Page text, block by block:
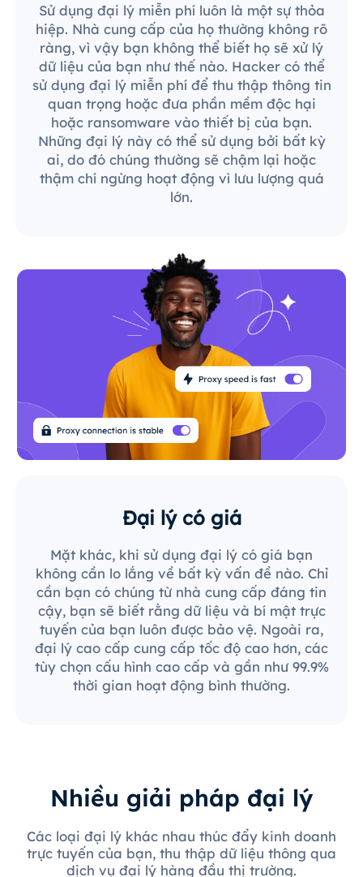
Sử dụng đại lý miễn phí luôn là một sự thỏa
hiệp. Nhà cung cấp của họ thường không rõ
ràng, vì vậy bạn không thể biết họ sẽ xử lý
dữ liệu của bạn như thế nào. Hacker có thể
sử dụng đại lý miễn phí để thu thập thông tin
quan trọng hoặc đưa phần mềm độc hại
hoặc ransomware vào thiết bị của bạn.
Những đại lý này có thể sử dụng bởi bất kỳ
ai, do đó chúng thường sẽ chậm lại hoặc
thậm chí ngừng hoạt động vì lưu lượng quá
lớn.
Đại lý có giá
Mặt khác, khi sử dụng đại lý có giá bạn
không cần lo lắng về bất kỳ vấn đề nào. Chỉ
cần bạn có chúng từ nhà cung cấp đáng tin
cậy, bạn sẽ biết rằng dữ liệu và bí mật trực
tuyến của bạn luôn được bảo vệ. Ngoài ra,
đại lý cao cấp cung cấp tốc độ cao hơn, các
tùy chọn cấu hình cao cấp và gần như 99.9%
thời gian hoạt động bình thường.
Nhiều giải pháp đại lý
Các loại đại lý khác nhau thúc đẩy kinh doanh
trực tuyến của bạn, thu thập dữ liệu thông qua
dịch vụ đại lý hàng đầu thị trường.